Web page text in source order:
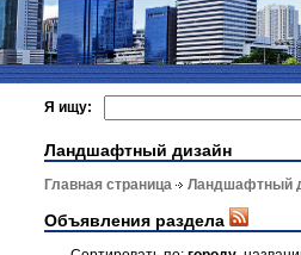
Я ищу:
Ландшафтный дизайн
Главная страница Ландшафтный
Объявления раздела